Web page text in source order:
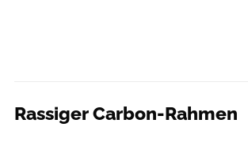
Rassiger Carbon-Rahmen